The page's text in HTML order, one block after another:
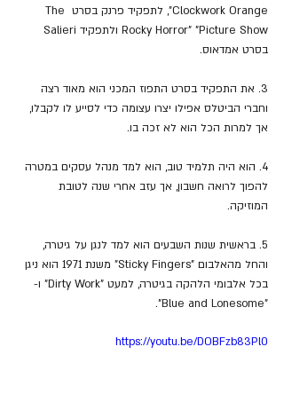
Clockwork Orange", לתפקיד פרנק בסרט The
Rocky Horror" "Picture Show ולתפקיד
בסרט אמדאוס.
3. את התפקיד בסרט התפוז המכני הוא מאוד רצה
וחברי הביטלס אפילו יצרו עצומה כדי לסייע לו לקבלו,
אך למרות הכל הוא לא זכה בו.
4. הוא היה תלמיד טוב, הוא למד מנהל עסקים במטרה
להפוך לרואה חשבון, אך עזב אחרי שנה לטובת
המוזיקה.
5. בראשית שנות השבעים הוא למד לנגן על גיטרה,
והחל מהאלבום "Sticky Fingers" מש
נת 1971 הוא ניגן
בכל אלבומי הלהקה בגיטרה, למעט "
Dirty Work" ו-
"Blue and Lonesome".
https://youtu.be/DOBFzb83Pl0